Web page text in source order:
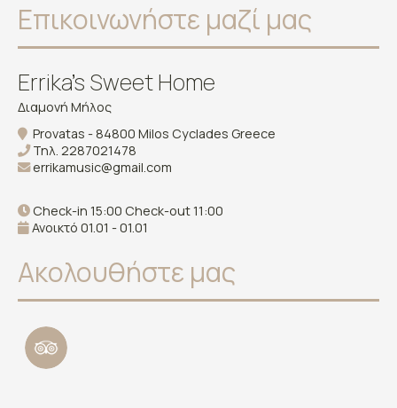
Επικοινωνήστε μαζί μας
Errika's Sweet Home
Διαμονή Μήλος
Provatas - 84800 Milos Cyclades Greece
Τηλ. 2287021478
errikamusic@gmail.com
Check-in 15:00 Check-out 11:00
Ανοικτό 01.01 - 01.01
Ακολουθήστε μας